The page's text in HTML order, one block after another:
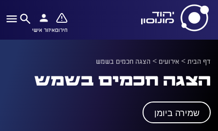
חירוםאיזור אישי
דף הבית> אירועים > הצגה חכמים בשמש
הצגה חכמים בשמש
שמירה ביומן